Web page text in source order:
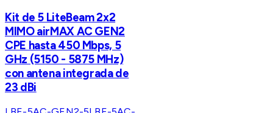
Kit de 5 LiteBeam 2x2
MIMO airMAX AC GEN2
CPE hasta 450 Mbps, 5
GHz (5150 - 5875 MHz)
con antena integrada de
23 dBi